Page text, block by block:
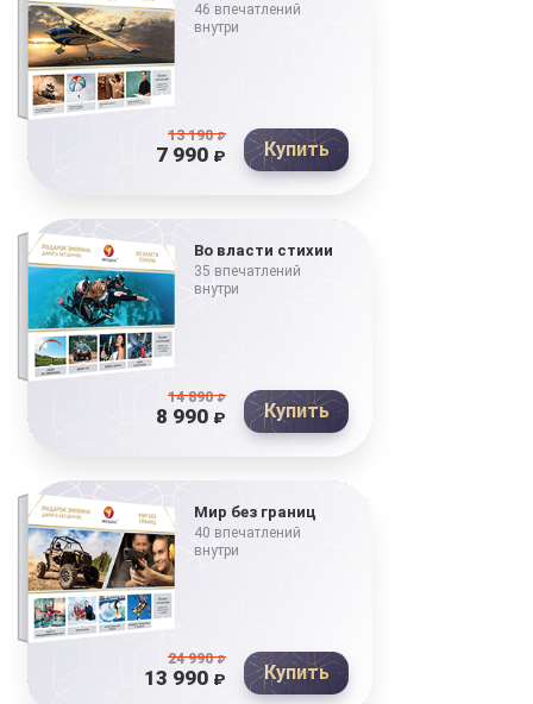
46 впечатлений
внутри
13 190₽
7 990 ₽ Купить
Во власти стихии
35 впечатлений
внутри
14 890₽
8 990 ₽ Купить
Мир без границ
40 впечатлений
внутри
24 990₽
13 990 ₽ Купить